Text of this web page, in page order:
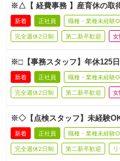
※△【 経費事務 】産育休の取
新着 正社員 職種・業種未経験
完全週休2日制 第二新卒歓迎 女
※□【事務スタッフ】年休125
新着 正社員 職種・業種未経験
完全週休2日制 第二新卒歓迎 女
※◇【点検スタッフ】未経験
新着 正社員 職種・業種未経験
完全週休2日制 第二新卒歓迎